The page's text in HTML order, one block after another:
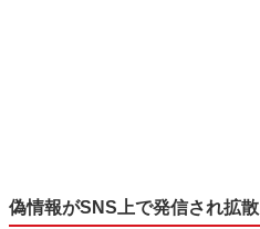
偽情報がSNS上で発信され拡散